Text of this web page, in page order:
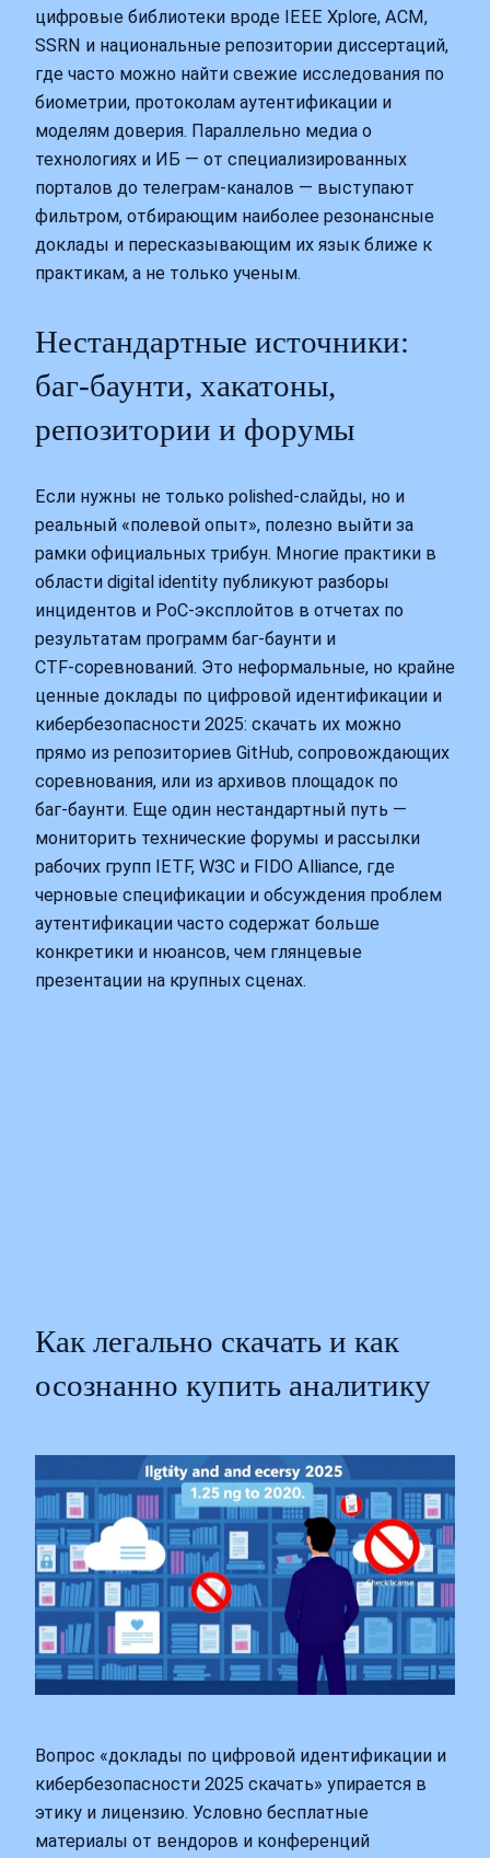
цифровые библиотеки вроде IEEE Xplore, ACM,
SSRN и национальные репозитории диссертаций,
где часто можно найти свежие исследования по
биометрии, протоколам аутентификации и
моделям доверия. Параллельно медиа о
технологиях и ИБ — от специализированных
порталов до телеграм‑каналов — выступают
фильтром, отбирающим наиболее резонансные
доклады и пересказывающим их язык ближе к
практикам, а не только ученым.
Нестандартные источники:
баг‑баунти, хакатоны,
репозитории и форумы
Если нужны не только polished‑слайды, но и
реальный «полевой опыт», полезно выйти за
рамки официальных трибун. Многие практики в
области digital identity публикуют разборы
инцидентов и PoC‑эксплойтов в отчетах по
результатам программ баг‑баунти и
CTF‑соревнований. Это неформальные, но крайне
ценные доклады по цифровой идентификации и
кибербезопасности 2025: скачать их можно
прямо из репозиториев GitHub, сопровождающих
соревнования, или из архивов площадок по
баг‑баунти. Еще один нестандартный путь —
мониторить технические форумы и рассылки
рабочих групп IETF, W3C и FIDO Alliance, где
черновые спецификации и обсуждения проблем
аутентификации часто содержат больше
конкретики и нюансов, чем глянцевые
презентации на крупных сценах.
Как легально скачать и как
осознанно купить аналитику
Вопрос «доклады по цифровой идентификации и
кибербезопасности 2025 скачать» упирается в
этику и лицензию. Условно бесплатные
материалы от вендоров и конференций